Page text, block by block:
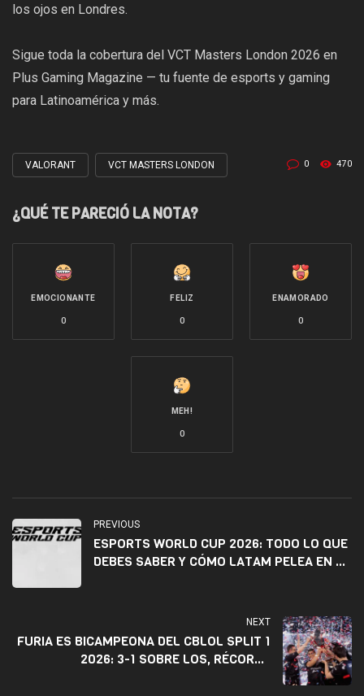
los ojos en Londres.
Sigue toda la cobertura del VCT Masters London 2026 en
Plus Gaming Magazine — tu fuente de esports y gaming
para Latinoamérica y más.
Tagged
VALORANT VCT MASTERS LONDON 0 470
¿QUÉ TE PARECIÓ LA NOTA?
EMOCIONANTE
0
FELIZ
0
ENAMORADO
0
MEH!
0
PREVIOUS
ESPORTS WORLD CUP 2026: TODO LO QUE
DEBES SABER Y CÓMO LATAM PELEA EN 4
NEXT
FURIA ES BICAMPEONA DEL CBLOL SPLIT 1
2026: 3-1 SOBRE LOS, RÉCORDS